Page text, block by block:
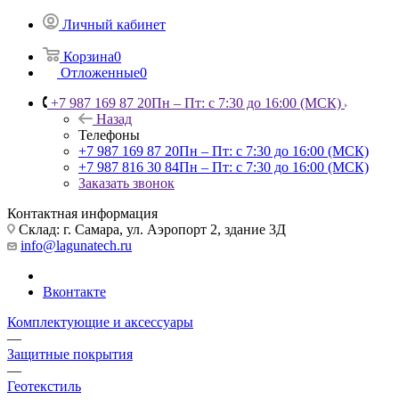
Личный кабинет
Корзина0
Отложенные0
+7 987 169 87 20Пн – Пт: с 7:30 до 16:00 (МСК)
Назад
Телефоны
+7 987 169 87 20Пн – Пт: с 7:30 до 16:00 (МСК)
+7 987 816 30 84Пн – Пт: с 7:30 до 16:00 (МСК)
Заказать звонок
Контактная информация
Склад: г. Самара, ул. Аэропорт 2, здание 3Д
info@lagunatech.ru
Вконтакте
Комплектующие и аксессуары
—
Защитные покрытия
—
Геотекстиль